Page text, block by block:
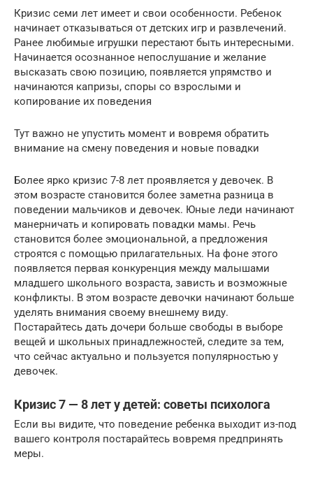
Кризис семи лет имеет и свои особенности. Ребенок
начинает отказываться от детских игр и развлечений.
Ранее любимые игрушки перестают быть интересными.
Начинается осознанное непослушание и желание
высказать свою позицию, появляется упрямство и
начинаются капризы, споры со взрослыми и
копирование их поведения
Тут важно не упустить момент и вовремя обратить
внимание на смену поведения и новые повадки
Более ярко кризис 7-8 лет проявляется у девочек. В
этом возрасте становится более заметна разница в
поведении мальчиков и девочек. Юные леди начинают
манерничать и копировать повадки мамы. Речь
становится более эмоциональной, а предложения
строятся с помощью прилагательных. На фоне этого
появляется первая конкуренция между малышами
младшего школьного возраста, зависть и возможные
конфликты. В этом возрасте девочки начинают больше
уделять внимания своему внешнему виду.
Постарайтесь дать дочери больше свободы в выборе
вещей и школьных принадлежностей, следите за тем,
что сейчас актуально и пользуется популярностью у
девочек.
Кризис 7 — 8 лет у детей: советы психолога
Если вы видите, что поведение ребенка выходит из-под
вашего контроля постарайтесь вовремя предпринять
меры.